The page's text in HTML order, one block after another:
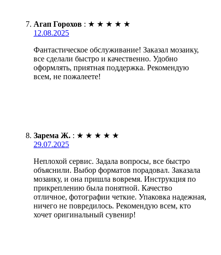
Агап Горохов : ★ ★ ★ ★ ★
12.08.2025
Фантастическое обслуживание! Заказал мозаику,
все сделали быстро и качественно. Удобно
оформлять, приятная поддержка. Рекомендую
всем, не пожалеете!
Зарема Ж. : ★ ★ ★ ★ ★
29.07.2025
Неплохой сервис. Задала вопросы, все быстро
объяснили. Выбор форматов порадовал. Заказала
мозаику, и она пришла вовремя. Инструкция по
прикреплению была понятной. Качество
отличное, фотографии четкие. Упаковка надежная,
ничего не повредилось. Рекомендую всем, кто
хочет оригинальный сувенир!